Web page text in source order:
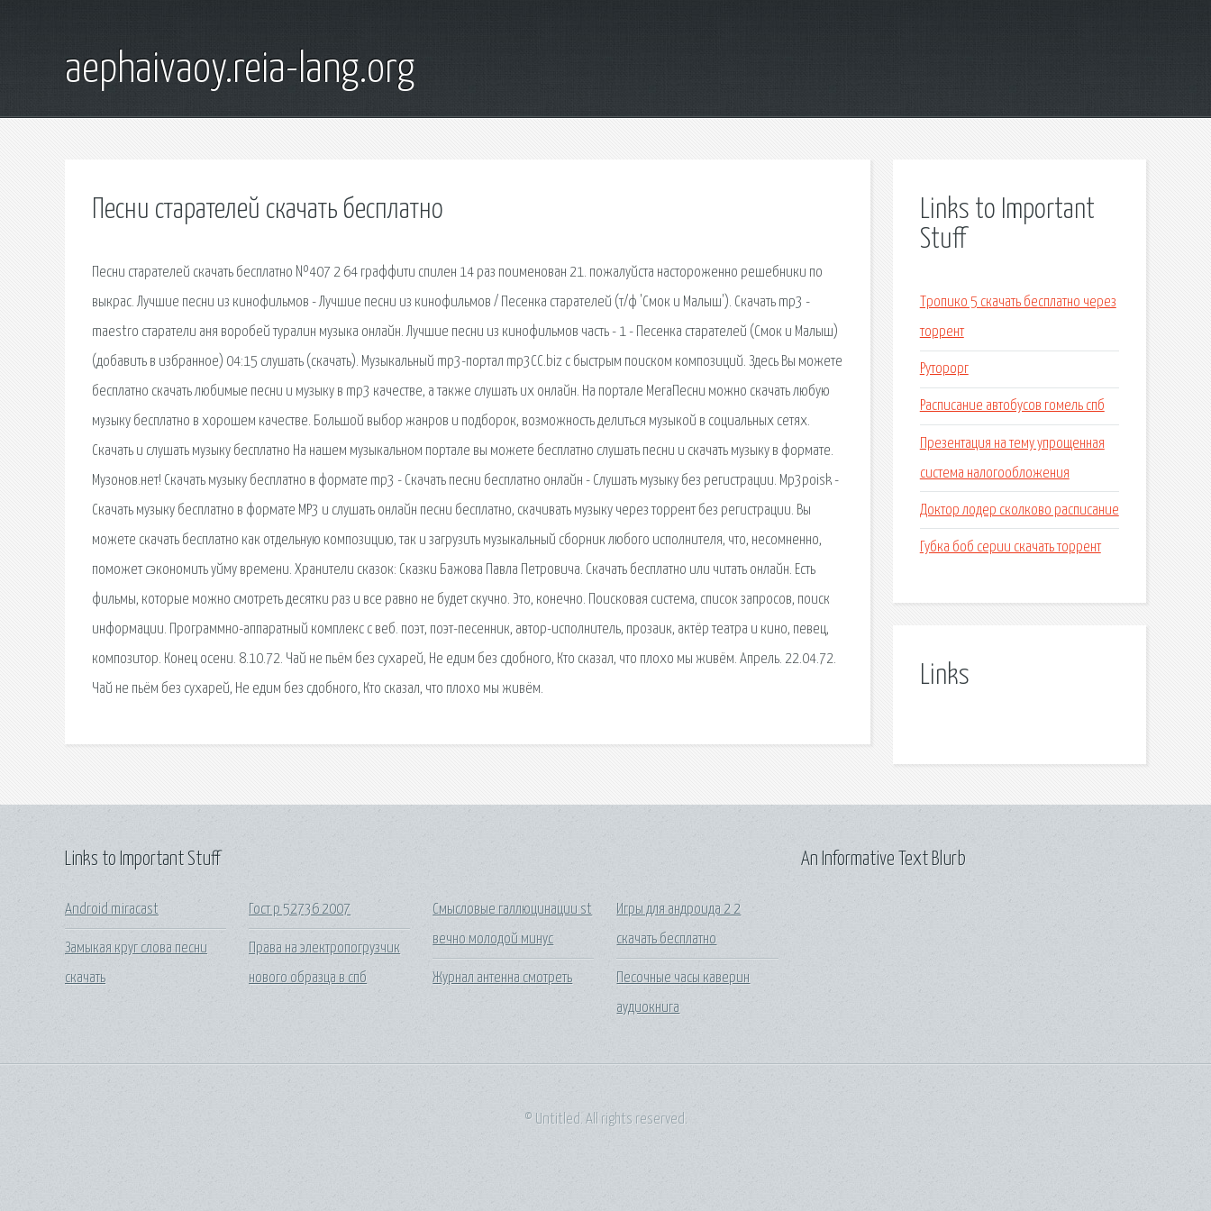
aephaivaoy.reia-lang.org
Песни старателей скачать бесплатно
Песни старателей скачать бесплатно №407 2 64 граффити спилен 14 раз поименован 21. пожалуйста настороженно решебники по
выкрас. Лучшие песни из кинофильмов - Лучшие песни из кинофильмов / Песенка старателей (т/ф 'Смок и Малыш'). Скачать mp3 -
maestro старатели аня воробей туралин музыка онлайн. Лучшие песни из кинофильмов часть - 1 - Песенка старателей (Смок и Малыш)
(добавить в избранное) 04:15 слушать (скачать). Музыкальный mp3-портал mp3CC.biz с быстрым поиском композиций. Здесь Вы можете
бесплатно скачать любимые песни и музыку в mp3 качестве, а также слушать их онлайн. На портале МегаПесни можно скачать любую
музыку бесплатно в хорошем качестве. Большой выбор жанров и подборок, возможность делиться музыкой в социальных сетях.
Скачать и слушать музыку бесплатно На нашем музыкальном портале вы можете бесплатно слушать песни и скачать музыку в формате.
Музонов.нет! Скачать музыку бесплатно в формате mp3 - Скачать песни бесплатно онлайн - Слушать музыку без регистрации. Mp3poisk -
Скачать музыку бесплатно в формате MP3 и слушать онлайн песни бесплатно, скачивать музыку через торрент без регистрации. Вы
можете скачать бесплатно как отдельную композицию, так и загрузить музыкальный сборник любого исполнителя, что, несомненно,
поможет сэкономить уйму времени. Хранители сказок: Сказки Бажова Павла Петровича. Скачать бесплатно или читать онлайн. Есть
фильмы, которые можно смотреть десятки раз и все равно не будет скучно. Это, конечно. Поисковая сиcтема, список запросов, поиск
информации. Программно-аппаратный комплекс с веб. поэт, поэт-песенник, автор-исполнитель, прозаик, актёр театра и кино, певец,
композитор. Конец осени. 8.10.72. Чай не пьём без сухарей, Не едим без сдобного, Кто сказал, что плохо мы живём. Апрель. 22.04.72.
Чай не пьём без сухарей, Не едим без сдобного, Кто сказал, что плохо мы живём.
Links to Important
Stuff
Тропико 5 скачать бесплатно через
торрент
Руторорг
Расписание автобусов гомель спб
Презентация на тему упрощенная
система налогообложения
Доктор лодер сколково расписание
Губка боб серии скачать торрент
Links
Links to Important Stuff
Android miracast
Замыкая круг слова песни
скачать
Гост р 52736 2007
Права на электропогрузчик
нового образца в спб
Смысловые галлюцинации st
вечно молодой минус
Журнал антенна смотреть
Игры для андроида 2 2
скачать бесплатно
Песочные часы каверин
аудиокнига
An Informative Text Blurb
© Untitled. All rights reserved.